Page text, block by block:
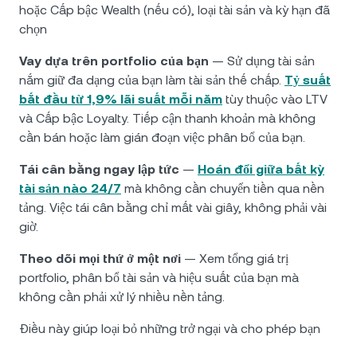
hoặc Cấp bậc Wealth (nếu có), loại tài sản và kỳ hạn đã
chọn
Vay dựa trên portfolio của bạn — Sử dụng tài sản
nắm giữ đa dạng của bạn làm tài sản thế chấp. Tỷ suất
bắt đầu từ 1,9% lãi suất mỗi năm tùy thuộc vào LTV
và Cấp bậc Loyalty. Tiếp cận thanh khoản mà không
cần bán hoặc làm gián đoạn việc phân bổ của bạn.
Tái cân bằng ngay lập tức — Hoán đổi giữa bất kỳ
tài sản nào 24/7 mà không cần chuyển tiền qua nền
tảng. Việc tái cân bằng chỉ mất vài giây, không phải vài
giờ.
Theo dõi mọi thứ ở một nơi — Xem tổng giá trị
portfolio, phân bổ tài sản và hiệu suất của bạn mà
không cần phải xử lý nhiều nền tảng.
Điều này giúp loại bỏ những trở ngại và cho phép bạn